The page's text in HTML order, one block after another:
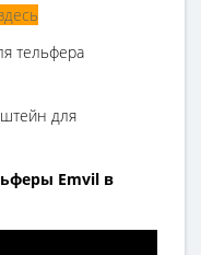
тельфера
для
Emvil в